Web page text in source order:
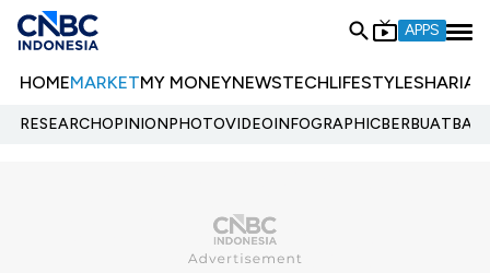
APPS
HOMEMARKETMY MONEYNEWSTECHLIFESTYLESHARIA
RESEARCHOPINIONPHOTOVIDEOINFOGRAPHIC